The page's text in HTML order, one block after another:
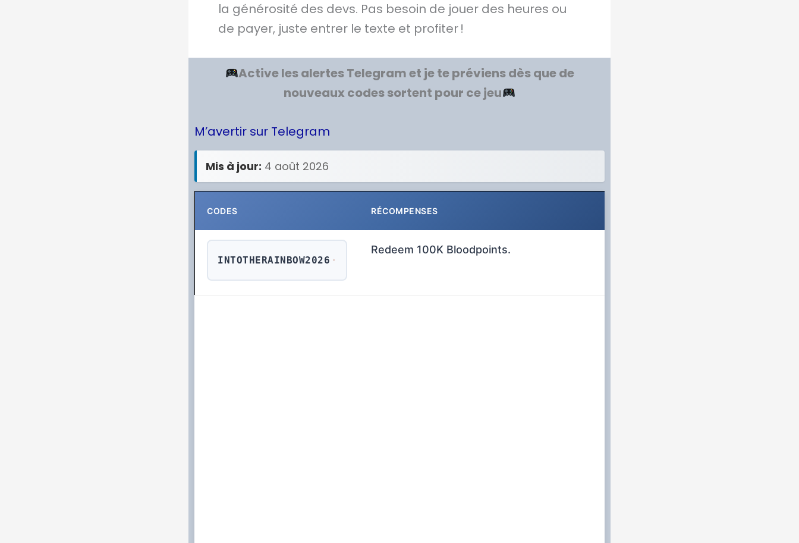
la générosité des devs. Pas besoin de jouer des heures ou
de payer, juste entrer le texte et profiter !
Active les alertes Telegram et je te préviens dès que de
nouveaux codes sortent pour ce jeu
M’avertir sur Telegram
Mis à jour: 4 août 2026
CODES RÉCOMPENSES
INTOTHERAINBOW2026
Redeem 100K Bloodpoints.